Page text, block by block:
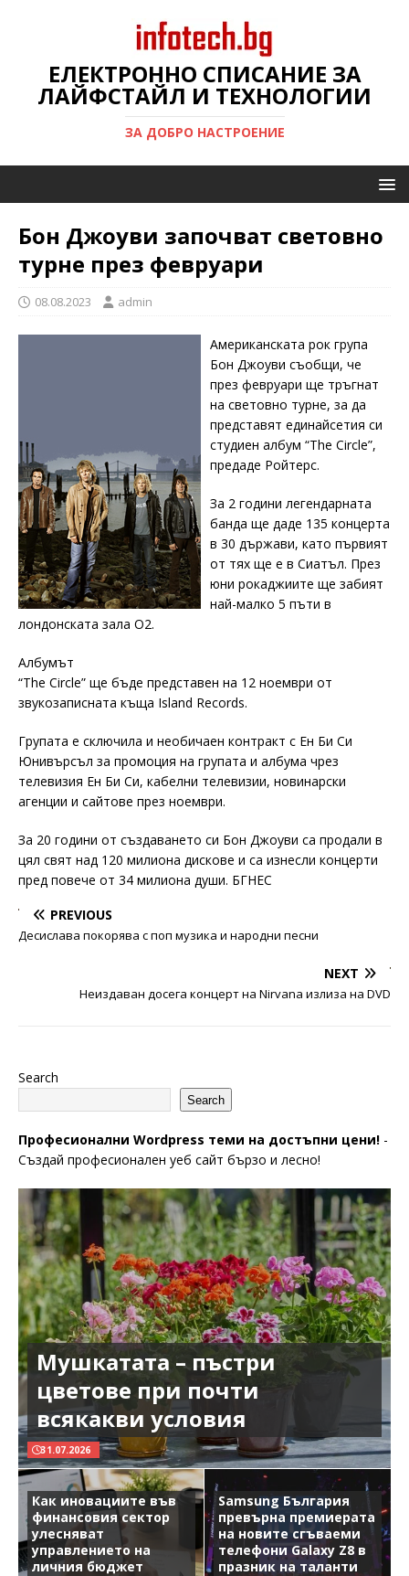
ЕЛЕКТРОННО СПИСАНИЕ ЗА
ЛАЙФСТАЙЛ И ТЕХНОЛОГИИ
ЗА ДОБРО НАСТРОЕНИЕ
Бон Джоуви започват световно
турне през февруари
08.08.2023 admin
Американската рок група
Бон Джоуви съобщи, че
през февруари ще тръгнат
на световно турне, за да
представят единайсетия си
студиен албум “The Circle”,
предаде Ройтерс.
За 2 години легендарната
банда ще даде 135 концерта
в 30 държави, като първият
от тях ще е в Сиатъл. През
юни рокаджиите ще забият
най-малко 5 пъти в
лондонската зала О2.
Албумът
“The Circle” ще бъде представен на 12 ноември от
звукозаписната къща Island Records.
Групата е сключила и необичаен контракт с Ен Би Си
Юнивърсъл за промоция на групата и албума чрез
телевизия Ен Би Си, кабелни телевизии, новинарски
агенции и сайтове през ноември.
За 20 години от създаването си Бон Джоуви са продали в
цял свят над 120 милиона дискове и са изнесли концерти
пред повече от 34 милиона души. БГНЕС
PREVIOUS
Десислава покорява с поп музика и народни песни
NEXT
Неиздаван досега концерт на Nirvana излиза на DVD
Search
Search
Професионални Wordpress теми на достъпни цени! -
Създай професионален уеб сайт бързо и лесно!
Мушкатата – пъстри
цветове при почти
всякакви условия
31.07.2026
Как иновациите във
финансовия сектор
улесняват
управлението на
личния бюджет
Samsung България
превърна премиерата
на новите сгъваеми
телефони Galaxy Z8 в
празник на таланти